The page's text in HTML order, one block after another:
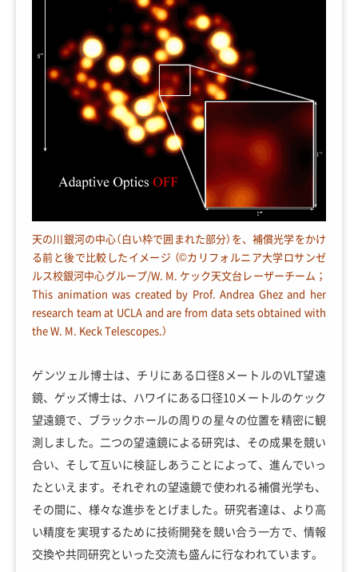
天の川銀河の中心（白い枠で囲まれた部分）を、補償光学をかけ
る前と後で比較したイメージ （©カリフォルニア大学ロサンゼ
ルス校銀河中心グループ/W. M. ケック天文台レーザーチーム；
This animation was created by Prof. Andrea Ghez and her
research team at UCLA and are from data sets obtained with
the W. M. Keck Telescopes.）
ゲンツェル博士は、チリにある口径8メートルのVLT望遠
鏡、ゲッズ博士は、ハワイにある口径10メートルのケック
望遠鏡で、ブラックホールの周りの星々の位置を精密に観
測しました。二つの望遠鏡による研究は、その成果を競い
合い、そして互いに検証しあうことによって、進んでいっ
たといえます。それぞれの望遠鏡で使われる補償光学も、
その間に、様々な進歩をとげました。研究者達は、より高
い精度を実現するために技術開発を競い合う一方で、情報
交換や共同研究といった交流も盛んに行なわれています。